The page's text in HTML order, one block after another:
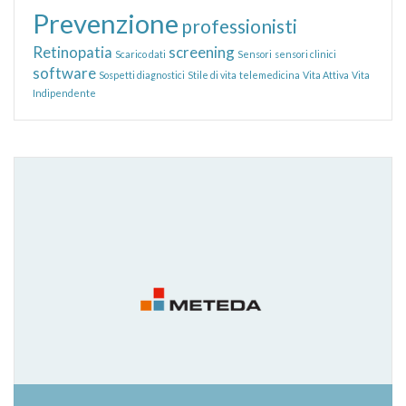
Prevenzione professionisti
Retinopatia Scarico dati screening Sensori sensori clinici
software Sospetti diagnostici Stile di vita telemedicina Vita Attiva Vita
Indipendente